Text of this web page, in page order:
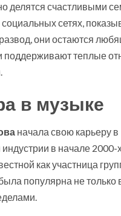
делятся счастливыми
сетях,
они остаются
поддерживают теплые
в музыке
начала свою карьеру в
в начале 2000-
как участница
популярна не только